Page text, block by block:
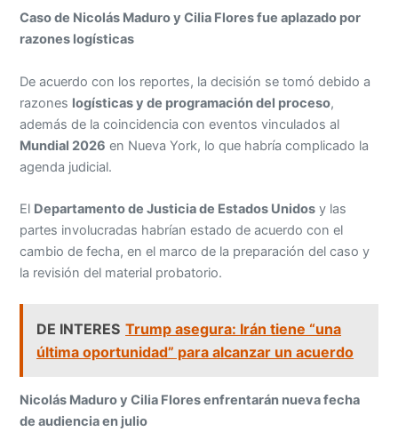
Caso de Nicolás Maduro y Cilia Flores fue aplazado por
razones logísticas
De acuerdo con los reportes, la decisión se tomó debido a
razones logísticas y de programación del proceso,
además de la coincidencia con eventos vinculados al
Mundial 2026 en Nueva York, lo que habría complicado la
agenda judicial.
El Departamento de Justicia de Estados Unidos y las
partes involucradas habrían estado de acuerdo con el
cambio de fecha, en el marco de la preparación del caso y
la revisión del material probatorio.
DE INTERES Trump asegura: Irán tiene “una
última oportunidad” para alcanzar un acuerdo
Nicolás Maduro y Cilia Flores enfrentarán nueva fecha
de audiencia en julio